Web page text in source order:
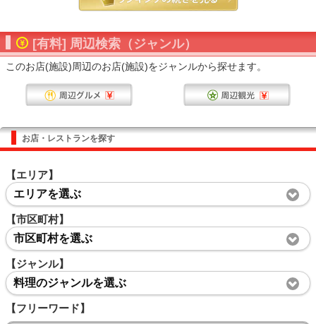
[有料] 周辺検索（ジャンル）
このお店(施設)周辺のお店(施設)をジャンルから探せます。
お店・レストランを探す
【エリア】
エリアを選ぶ
【市区町村】
市区町村を選ぶ
【ジャンル】
料理のジャンルを選ぶ
【フリーワード】